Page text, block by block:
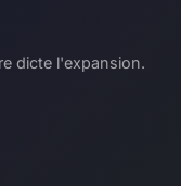
dicte l'expansion.